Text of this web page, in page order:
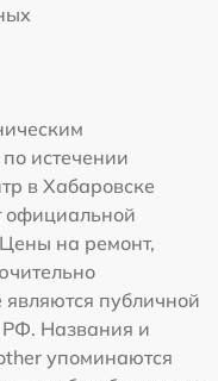
истечении
в Хабаровске
официальной
на ремонт,
публичной
РФ. Названия и
упоминаются